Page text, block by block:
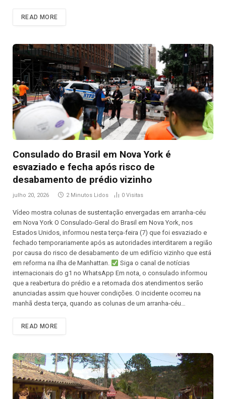
READ MORE
Consulado do Brasil em Nova York é
esvaziado e fecha após risco de
desabamento de prédio vizinho
julho 20, 2026 2 Minutos Lidos 0 Visitas
Vídeo mostra colunas de sustentação envergadas em arranha-céu
em Nova York O Consulado-Geral do Brasil em Nova York, nos
Estados Unidos, informou nesta terça-feira (7) que foi esvaziado e
fechado temporariamente após as autoridades interditarem a região
por causa do risco de desabamento de um edifício vizinho que está
em reforma na ilha de Manhattan.
Siga o canal de notícias
internacionais do g1 no WhatsApp Em nota, o consulado informou
que a reabertura do prédio e a retomada dos atendimentos serão
anunciadas assim que houver condições. O incidente ocorreu na
manhã desta terça, quando as colunas de um arranha-céu…
READ MORE